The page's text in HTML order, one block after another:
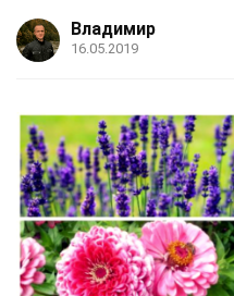
Владимир
16.05.2019